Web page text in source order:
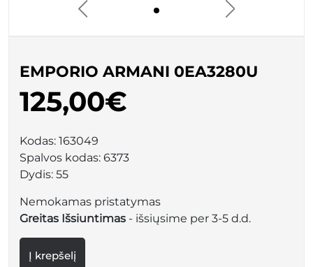
EMPORIO ARMANI 0EA3280U
125,00€
Kodas: 163049
Spalvos kodas: 6373
Dydis: 55
Nemokamas pristatymas
Greitas Išsiuntimas - išsiųsime per 3-5 d.d.
Į krepšelį